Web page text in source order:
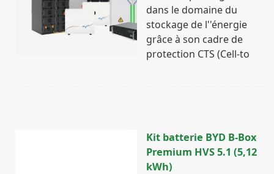
dans le domaine du
stockage de l''énergie
grâce à son cadre de
protection CTS (Cell-to
Kit batterie BYD B-Box
Premium HVS 5.1 (5,12
kWh)